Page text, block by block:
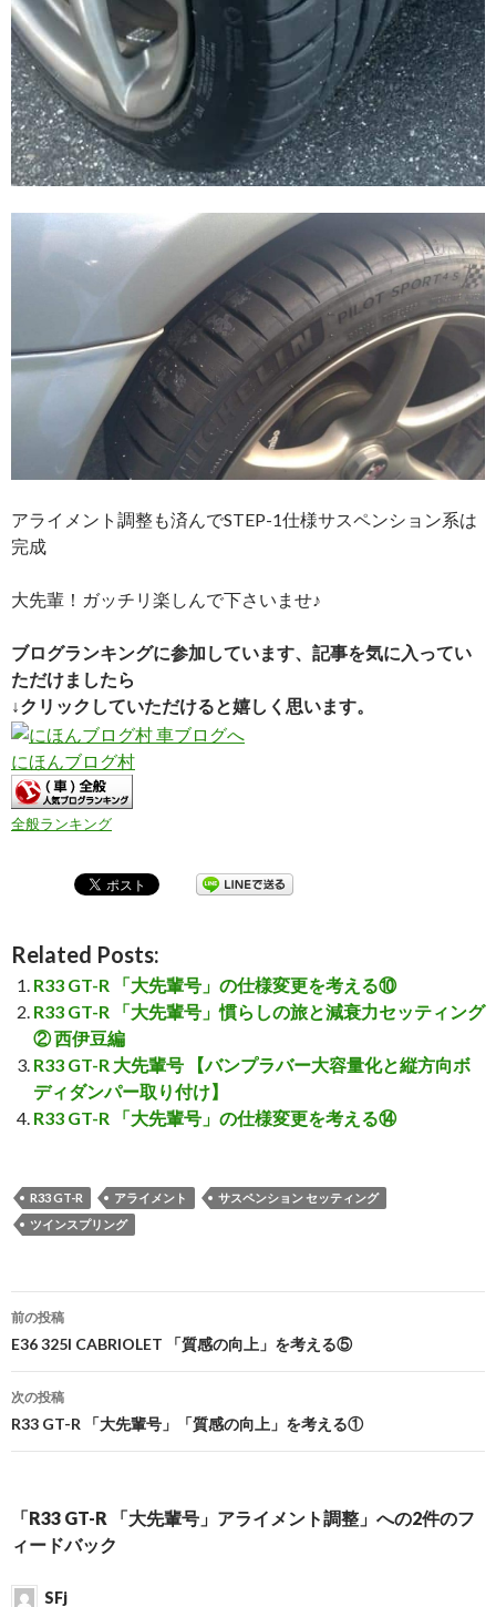
アライメント調整も済んでSTEP-1仕様サスペンション系は
完成
大先輩！ガッチリ楽しんで下さいませ♪
ブログランキングに参加しています、記事を気に入ってい
ただけましたら
↓クリックしていただけると嬉しく思います。
にほんブログ村
全般ランキング
Related Posts:
R33 GT-R 「大先輩号」の仕様変更を考える⑩
R33 GT-R 「大先輩号」慣らしの旅と減衰力セッティング
② 西伊豆編
R33 GT-R 大先輩号 【バンプラバー大容量化と縦方向ボ
ディダンパー取り付け】
R33 GT-R 「大先輩号」の仕様変更を考える⑭
R33 GT-R アライメント
サスペンション セッティング
ツインスプリング
投
稿
ナ
ゲ
ー
シ
前の投稿
E36 325I CABRIOLET 「質感の向上」を考える⑤
次の投稿
R33 GT-R 「大先輩号」「質感の向上」を考える①
「R33 GT-R 「大先輩号」アライメント調整」への2件のフ
ィードバック
SFj